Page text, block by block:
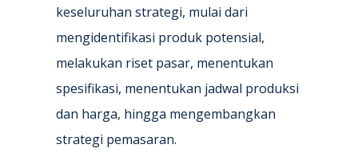
keseluruhan strategi, mulai dari
mengidentifikasi produk potensial,
melakukan riset pasar, menentukan
spesifikasi, menentukan jadwal produksi
dan harga, hingga mengembangkan
strategi pemasaran.